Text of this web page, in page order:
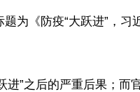
为《防疫“大跃进”，习
进”之后的严重后果；而